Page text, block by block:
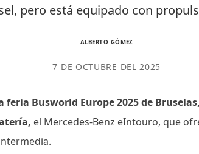
pero está equipado con
ALBERTO GÓMEZ
7 DE OCTUBRE DEL 2025
feria Busworld Europe 2025 de
el Mercedes-Benz eIntouro, que